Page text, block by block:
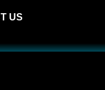
US